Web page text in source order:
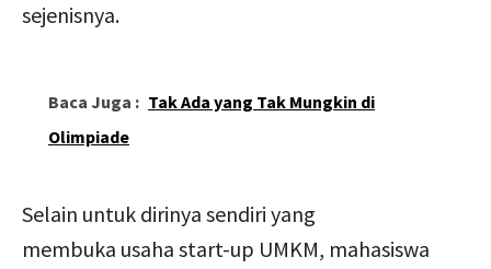
sejenisnya.
Baca Juga : Tak Ada yang Tak Mungkin di
Olimpiade
Selain untuk dirinya sendiri yang
membuka usaha start-up UMKM, mahasiswa